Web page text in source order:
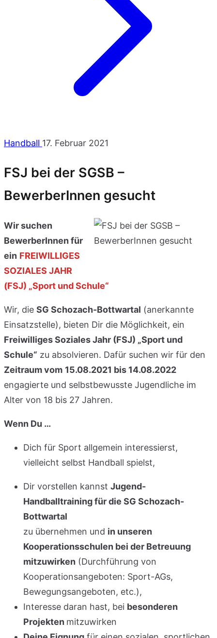
Handball 17. Februar 2021
FSJ bei der SGSB –
BewerberInnen gesucht
Wir suchen
BewerberInnen für
ein FREIWILLIGES
SOZIALES JAHR
(FSJ) „Sport und Schule“
Wir, die SG Schozach-Bottwartal (anerkannte
Einsatzstelle), bieten Dir die Möglichkeit, ein
Freiwilliges Soziales Jahr (FSJ) „Sport und
Schule“ zu absolvieren. Dafür suchen wir für den
Zeitraum vom 15.08.2021 bis 14.08.2022
engagierte und selbstbewusste Jugendliche im
Alter von 18 bis 27 Jahren.
Wenn Du …
Dich für Sport allgemein interessierst,
vielleicht selbst Handball spielst,
Dir vorstellen kannst Jugend-
Handballtraining für die SG Schozach-
Bottwartal
zu übernehmen und in unseren
Kooperationsschulen bei der Betreuung
mitzuwirken (Durchführung von
Kooperationsangeboten: Sport-AGs,
Bewegungsangeboten, etc.),
Interesse daran hast, bei besonderen
Projekten mitzuwirken